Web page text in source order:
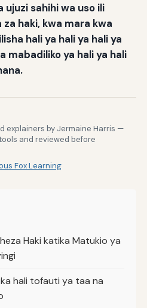
ujuzi sahihi wa uso ili
haki, kwa mara kwa
hali ya hali ya hali ya
mabadiliko ya hali ya hali
explainers by Jermaine Harris —
and reviewed before
Fox Learning
Haki katika Matukio ya
hali tofauti ya taa na